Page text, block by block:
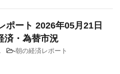
ポート 2026年05月21日
済・為替市況
-朝の経済レポート